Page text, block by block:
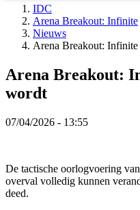
Registreren
Inloggen
Jouw
wachtwoord
Taal
wijzigen
AR
DE
EL
EN
IDC
Arena Breakout: Infinite
Nieuws
Arena Breakout: Infinite
Arena Breakout:
wordt
07/04/2026 - 13:55
De tactische oorlogvoering van
overval volledig kunnen
deed.